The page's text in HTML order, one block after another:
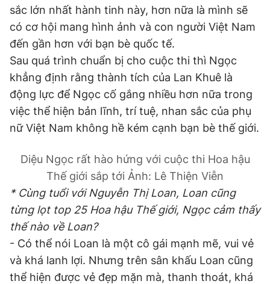
sắc lớn nhất hành tinh này, hơn nữa là mình sẽ
có cơ hội mang hình ảnh và con người Việt Nam
đến gần hơn với bạn bè quốc tế.
Sau quá trình chuẩn bị cho cuộc thi thì Ngọc
khẳng định rằng thành tích của Lan Khuê là
động lực để Ngọc cố gắng nhiều hơn nữa trong
việc thể hiện bản lĩnh, trí tuệ, nhan sắc của phụ
nữ Việt Nam không hề kém cạnh bạn bè thế giới.
Diệu Ngọc rất hào hứng với cuộc thi Hoa hậu
Thế giới sắp tới Ảnh: Lê Thiện Viễn
* Cùng tuổi với Nguyễn Thị Loan, Loan cũng
từng lọt top 25 Hoa hậu Thế giới, Ngọc cảm thấy
thế nào về Loan?
- Có thể nói Loan là một cô gái mạnh mẽ, vui vẻ
và khá lanh lợi. Nhưng trên sân khấu Loan cũng
thể hiện được vẻ đẹp mặn mà, thanh thoát, khá